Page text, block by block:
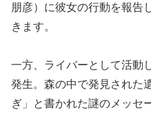
朋彦）に彼女の行動を報告
きます。
一方、ライバーとして活動
発生。森の中で発見された
ぎ」と書かれた謎のメッセ